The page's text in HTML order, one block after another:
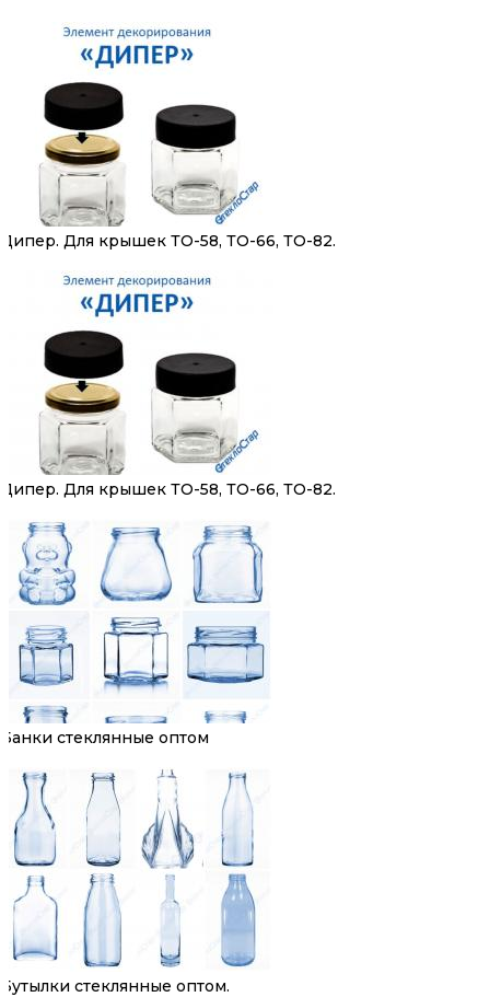
Дипер. Для крышек ТО-58, ТО-66, ТО-82.
Дипер. Для крышек ТО-58, ТО-66, ТО-82.
Банки стеклянные оптом
Бутылки стеклянные оптом.